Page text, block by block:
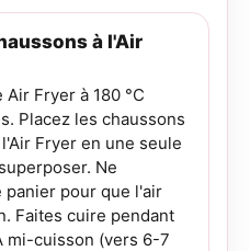
à l'Air
Fryer à 180 °C
Placez les chaussons
Fryer en une seule
Ne
panier pour que l'air
Faites cuire pendant
mi-cuisson (vers 6-7